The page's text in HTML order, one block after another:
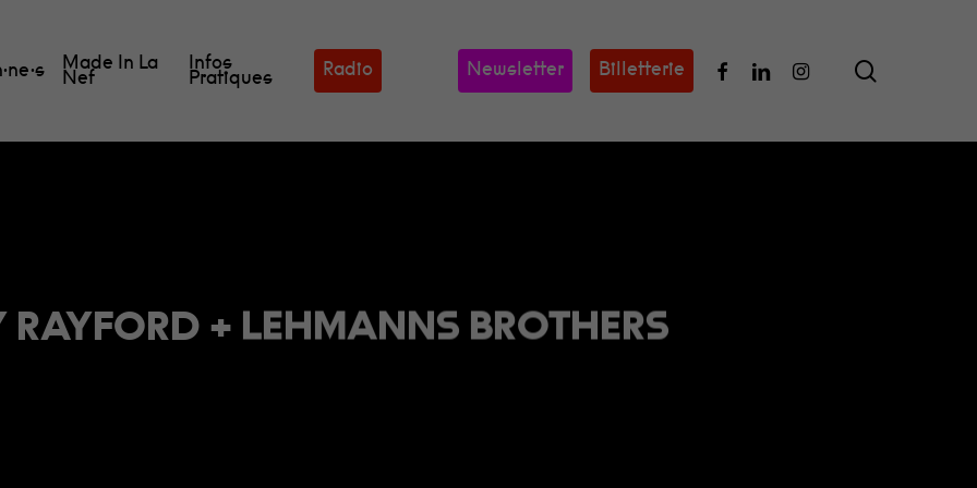
fermer
Made In La
Nef
Infos
Pratiques Radio Newsletter Billetterie FacebookLinkedinInstagram
RAYFORD + LEHMANNS BROTHERS